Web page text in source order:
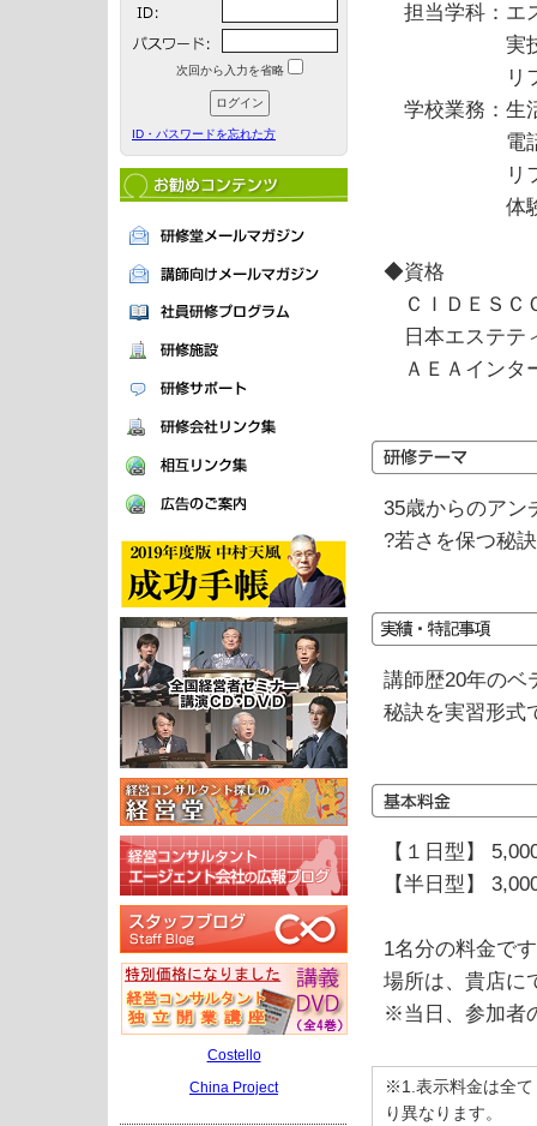
次回から入力を省略
ID・パスワードを忘れた方
Costello
China Project
担当学科：エ
実技一般
リフレク
学校業務：
電話フォ
リフレク
体験会
◆資格
ＣＩＤＥＳＣ
日本エステテ
ＡＥＡインタ
35歳からのアン
?若さを保つ秘訣
講師歴20年のベ
秘訣を実習形式
【１日型】
【半日型】
1名分の料金で
場所は、貴店に
※当日、参加者
※1.表示料金は全て
り異なります。